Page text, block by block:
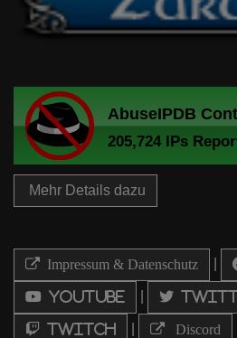
Mehr Details dazu
Impressum & Datenschutz
Youtube
Twitch Discord